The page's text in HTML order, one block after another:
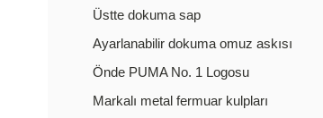
Üstte dokuma sap
Ayarlanabilir dokuma omuz askısı
Önde PUMA No. 1 Logosu
Markalı metal fermuar kulpları